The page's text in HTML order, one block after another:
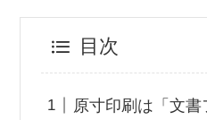
目次
原寸印刷は「文